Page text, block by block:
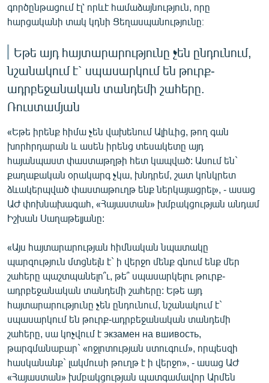
«Ազատության» բոլոր կայքերը
գործընթացում էլ՝ որևէ համաձայնություն, որը
հարցականի տակ կդնի Ցեղասպանությունը։
Եթե այդ հայտարարությունը չեն ընդունում,
նշանակում է` սպասարկում են թուրք-
ադրբեջանական տանդեմի շահերը.
Ռուստամյան
«Եթե իրենք հիմա չեն վախենում Ալիևից, թող գան
խորհրդարան և ասեն իրենց տեսակետը այդ
հայանպաստ փաստաթղթի հետ կապված: Ասում են`
քաղաքական օրակարգ չկա, խնդրեմ, շատ կոնկրետ
ձևակերպված փաստաթուղթ ենք ներկայացրել», - ասաց
ԱԺ փոխնախագահ, «Հայաստան» խմբակցության անդամ
Իշխան Սաղաթելյանը:
«Այս հայտարարության հիմնական նպատակը
պարզություն մտցնելն է` ի վերջո մենք գնում ենք մեր
շահերը պաշտպանելո՞ւ, թե՞ սպասարկելու թուրք-
ադրբեջանական տանդեմի շահերը: Եթե այդ
հայտարարությունը չեն ընդունում, նշանակում է`
սպասարկում են թուրք-ադրբեջանական տանդեմի
շահերը, սա կոչվում է экзамен на вшивость,
թարգմանաբար` «ոջլոտության ստուգում», որպեսզի
հասկանանք` լակմուսի թուղթ է ի վերջո», - ասաց ԱԺ
«Հայաստան» խմբակցության պատգամավոր Արմեն